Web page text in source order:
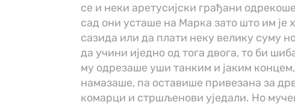
се и неки аретусијски грађани
сад они усташе на Марка зато што им
сазида или да плати неку велику суму
да учини иједно од тога двога, то би
му одрезаше уши танким и јаким
намазаше, па оставише привезана за
комарци и стршљенови уједали. Но